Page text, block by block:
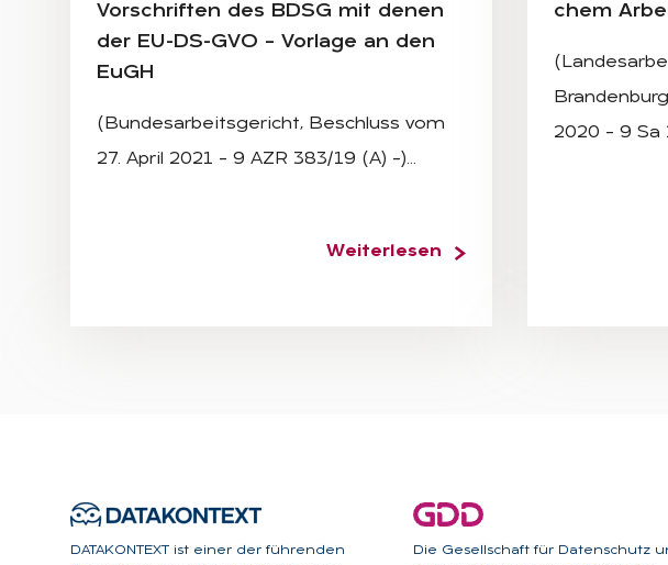
Vor­schrif­ten des BDSG mit de­nen
der EU-DS-GVO – Vor­la­ge an den
EuGH
(Bundesarbeitsgericht, Beschluss vom
27. April 2021 – 9 AZR 383/19 (A) –)…
Weiterlesen
chem
2020 – 9 Sa
DATAKONTEXT ist einer der führenden
Die Gesellschaft für Datenschutz